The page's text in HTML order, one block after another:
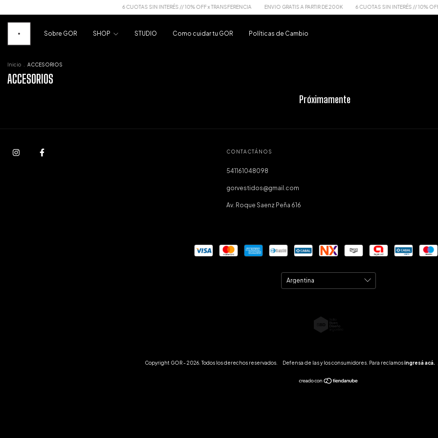
6 CUOTAS SIN INTERÉS // 10% OFF x TRANSFERENCIA ENVIO GRATIS A PARTIR DE 200K 6 CUOTAS SIN INTERÉS // 10% OFF
Sobre GOR SHOP STUDIO Como cuidar tu GOR Políticas de Cambio
Inicio ACCESORIOS
ACCESORIOS
Próximamente
CONTACTÁNOS
541161048098
gorvestidos@gmail.com
Av. Roque Saenz Peña 616
Copyright GOR - 2026. Todos los derechos reservados. Defensa de las y los consumidores. Para reclamosingresá acá.